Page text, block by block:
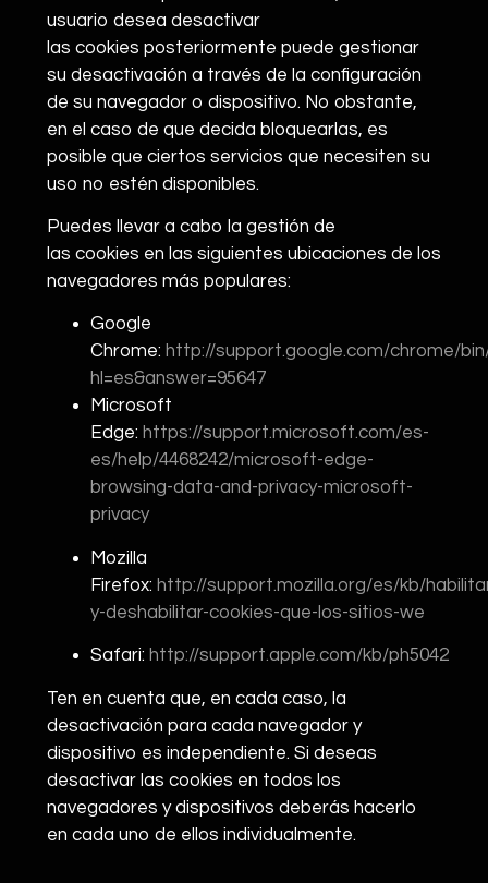
usuario desea desactivar
las cookies posteriormente puede gestionar
su desactivación a través de la configuración
de su navegador o dispositivo. No obstante,
en el caso de que decida bloquearlas, es
posible que ciertos servicios que necesiten su
uso no estén disponibles.
Puedes llevar a cabo la gestión de
las cookies en las siguientes ubicaciones de los
navegadores más populares:
Google
Chrome: http://support.google.com/chrome/
hl=es&answer=95647
Microsoft
Edge: https://support.microsoft.com/es-
es/help/4468242/microsoft-edge-
browsing-data-and-privacy-microsoft-
privacy
Mozilla
Firefox: http://support.mozilla.org/es/kb/
y-deshabilitar-cookies-que-los-sitios-we
Safari: http://support.apple.com/kb/ph5042
Ten en cuenta que, en cada caso, la
desactivación para cada navegador y
dispositivo es independiente. Si deseas
desactivar las cookies en todos los
navegadores y dispositivos deberás hacerlo
en cada uno de ellos individualmente.